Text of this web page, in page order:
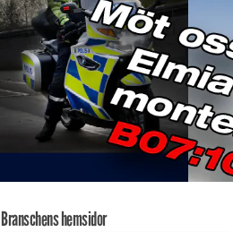
Branschens hemsidor